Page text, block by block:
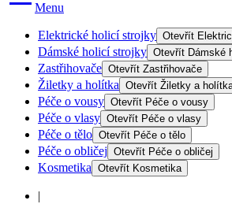
Menu
Elektrické holicí strojky Otevřít
Dámské holicí strojky Otevřít Dámské
Zastřihovače Otevřít Zastřihovače
Žiletky a holítka Otevřít Žiletky a
Péče o vousy Otevřít Péče o vousy
Péče o vlasy Otevřít Péče o vlasy
Péče o tělo Otevřít Péče o tělo
Péče o obličej Otevřít Péče o obličej
Kosmetika Otevřít Kosmetika
|